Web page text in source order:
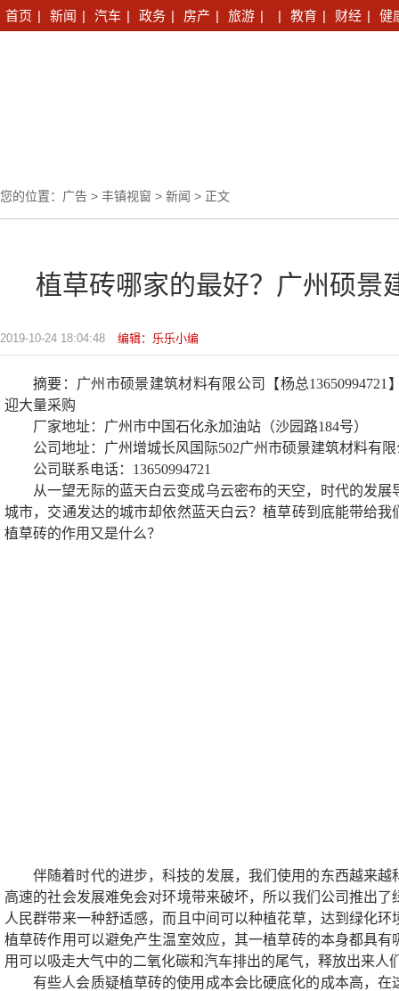
首页 | 新闻 | 汽车 | 政务 | 房产 | 旅游 | | 教育 | 财经 | 健
您的位置： 广告 > 丰镇视窗 > 新闻 > 正文
植草砖哪家的最好？广州硕景
2019-10-24 18:04:48 编辑：乐乐小编
摘要：广州市硕景建筑材料有限公司【杨总
迎大量采购
厂家地址：广州市中国石化永加油站（沙园路184号）
公司地址：广州增城长风国际502广州市硕景建筑材料有
公司联系电话：13650994721
从一望无际的蓝天白云变成乌云密布的天空，时代的发
城市，交通发达的城市却依然蓝天白云？植草砖到底能带给
植草砖的作用又是什么？
伴随着时代的进步，科技的发展，我们使用的东西越来
高速的社会发展难免会对环境带来破坏，所以我们公司推出
人民群带来一种舒适感，而且中间可以种植花草，达到绿化
植草砖作用可以避免产生温室效应，其一植草砖的本身都具
用可以吸走大气中的二氧化碳和汽车排出的尾气，释放出来
有些人会质疑植草砖的使用成本会比硬底化的成本高，